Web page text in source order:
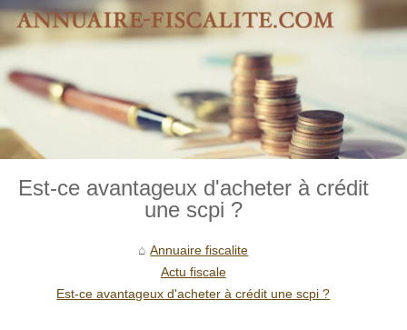
Est-ce avantageux d'acheter à crédit
une scpi ?
Annuaire fiscalite
Actu fiscale
Est-ce avantageux d'acheter à crédit une scpi ?